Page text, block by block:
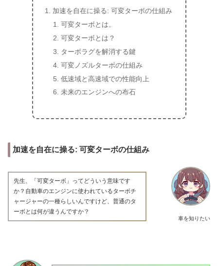
加速を自在に操る: 可変ターボの仕組み
可変ターボとは。
可変ターボとは？
ターボラグを解消する鍵
可変ノズルターボの仕組み
低速域と高速域での性能向上
未来のエンジンへの布石
加速を自在に操る: 可変ターボの仕組み
車を知りたい
先生、「可変ターボ」ってどういう意味です
か？自動車のエンジンに使われているターボチ
ャージャーの一種らしいんですけど、普通のタ
ーボとは何が違うんですか？